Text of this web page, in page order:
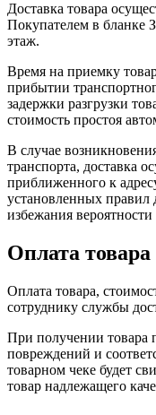
Доставка товара
Покупателем в бланке
этаж.
Время на приемку
прибытии
задержки разгрузки
стоимость простоя
В случае
транспорта, доставка
приближенного к
установленных
избежания
Оплата товара
Оплата товара,
сотруднику службы
При получении товара
повреждений и
товарном чеке будет
товар надлежащего